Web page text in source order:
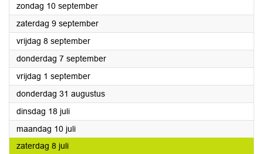
zondag 10 september2023
zaterdag 9 september2023
vrijdag 8 september2023
donderdag 7 september2023
vrijdag 1 september2023
donderdag 31 augustus2023
dinsdag 18 juli2023
maandag 10 juli2023
zaterdag 8 juli2023